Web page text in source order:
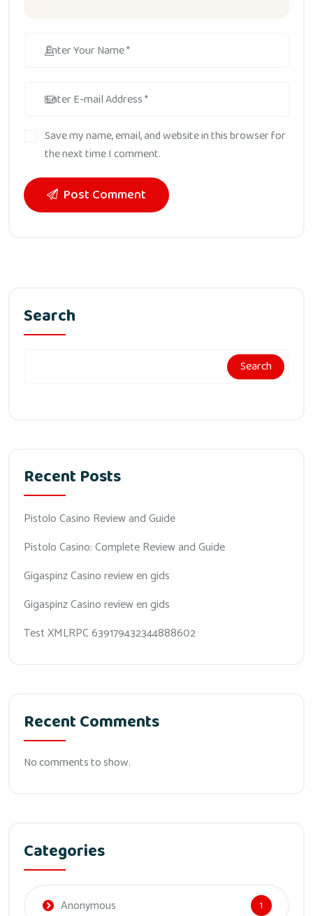
Save my name, email, and website in this browser for
the next time I comment.
Post Comment
Search
Search
Recent Posts
Pistolo Casino Review and Guide
Pistolo Casino: Complete Review and Guide
Gigaspinz Casino review en gids
Gigaspinz Casino review en gids
Test XMLRPC 639179432344888602
Recent Comments
No comments to show.
Categories
Anonymous 1